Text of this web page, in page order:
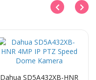
Dahua SD5A432XB-HNR